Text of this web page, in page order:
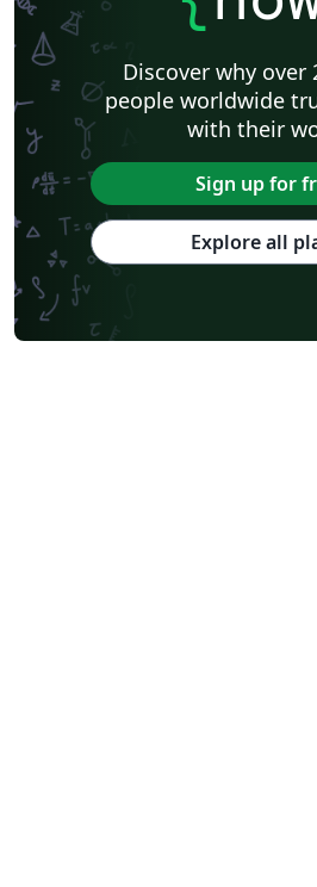
Discover why over
people worldwide
with their
Sign up for
Explore all